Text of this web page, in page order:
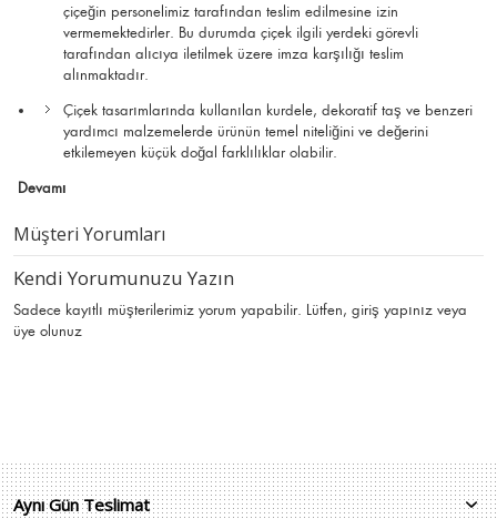
çiçeğin personelimiz tarafından teslim edilmesine izin
vermemektedirler. Bu durumda çiçek ilgili yerdeki görevli
tarafından alıcıya iletilmek üzere imza karşılığı teslim
alınmaktadır.
Çiçek tasarımlarında kullanılan kurdele, dekoratif taş ve benzeri
yardımcı malzemelerde ürünün temel niteliğini ve değerini
etkilemeyen küçük doğal farklılıklar olabilir.
Devamı
Müşteri Yorumları
Kendi Yorumunuzu Yazın
Sadece kayıtlı müşterilerimiz yorum yapabilir. Lütfen, giriş yapınız veya
üye olunuz
Aynı Gün Teslimat